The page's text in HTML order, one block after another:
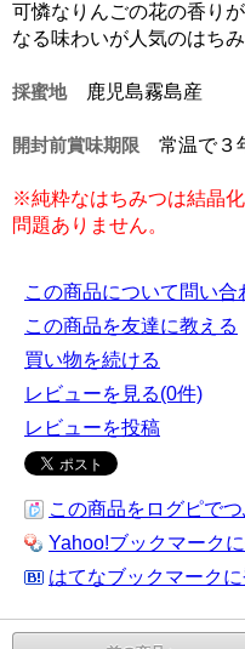
可憐なりんごの花の香り
なる味わいが人気のはちみ
採蜜地鹿児島霧島産
開封前賞味期限 常温で３
※純粋なはちみつは結晶
問題ありません。
この商品について問い合
この商品を友達に教える
買い物を続ける
レビューを見る(0件)
レビューを投稿
この商品をログピでつ
Yahoo!ブックマーク
はてなブックマーク